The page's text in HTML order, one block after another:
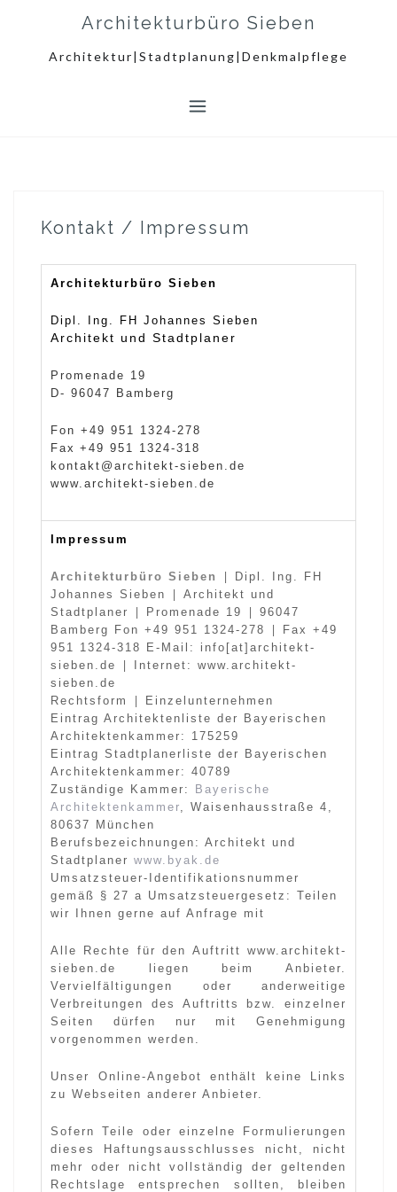
content
Architekturbüro Sieben
Architektur|Stadtplanung|Denkmalpflege
Kontakt / Impressum
Architekturbüro Sieben
Dipl. Ing. FH Johannes Sieben
Architekt und Stadtplaner
Promenade 19
D- 96047 Bamberg
Fon +49 951 1324-278
Fax +49 951 1324-318
kontakt@architekt-sieben.de
www.architekt-sieben.de
Impressum
Architekturbüro Sieben |
Dipl. Ing. FH
Johannes Sieben
| Architekt und
Stadtplaner
| Promenade 19 | 96047
Bamberg Fon +49 951 1324-278
| Fax +49
951 1324-318
E-Mail: info [at] architekt-
sieben.de
|
Internet: www.architekt-
sieben.de
Rechtsform
|
Einzelunternehmen
Eintrag Architektenliste der Bayerischen
Architektenkammer: 175259
Eintrag Stadtplanerliste der Bayerischen
Architektenkammer: 40789
Zuständige Kammer:
Bayerische
Architektenkammer, Waisenhausstraße 4,
80637 München
Berufsbezeichnungen: Architekt und
Stadtplaner www.byak.de
Umsatzsteuer-Identifikationsnummer
gemäß § 27 a Umsatzsteuergesetz: Teilen
wir Ihnen gerne auf Anfrage mit
Alle Rechte für den Auftritt www.architekt-
sieben.de liegen beim Anbieter.
Vervielfältigungen oder anderweitige
Verbreitungen des Auftritts bzw. einzelner
Seiten dürfen nur mit Genehmigung
vorgenommen werden.
Unser Online-Angebot enthält keine Links
zu Webseiten anderer Anbieter.
Sofern Teile oder einzelne Formulierungen
dieses Haftungsausschlusses nicht, nicht
mehr oder nicht vollständig der geltenden
Rechtslage entsprechen sollten, bleiben